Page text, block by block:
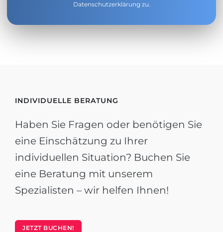
Datenschutzerklärung zu.
INDIVIDUELLE BERATUNG
Haben Sie Fragen oder benötigen Sie
eine Einschätzung zu Ihrer
individuellen Situation? Buchen Sie
eine Beratung mit unserem
Spezialisten – wir helfen Ihnen!
JETZT BUCHEN!